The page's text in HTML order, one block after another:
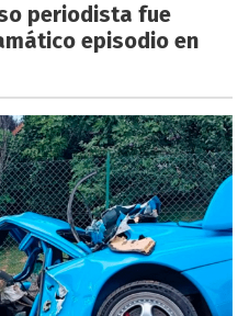
periodista fue
episodio en